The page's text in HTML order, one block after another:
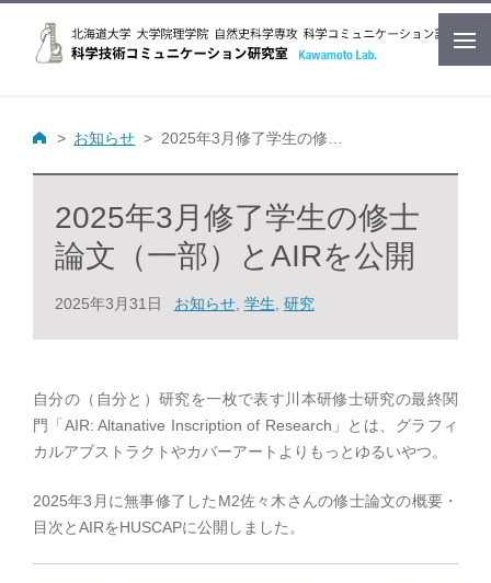
お知らせ 2025年3月修了学生の修士論文（一部）とAIRを公開
2025年3月修了学生の修士
論文（一部）とAIRを公開
2025年3月31日 お知らせ, 学生 研究
自分の（自分と）研究を一枚で表す川本研修士研究の最終関
門「AIR: Altanative Inscription of Research」とは、グラフィ
カルアブストラクトやカバーアートよりもっとゆるいやつ。
2025年3月に無事修了したM2佐々木さんの修士論文の概要・
目次とAIRをHUSCAPに公開しました。